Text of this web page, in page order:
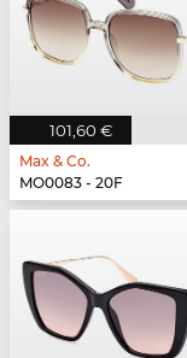
101,60 €
Max & Co.
MO0083 - 20F